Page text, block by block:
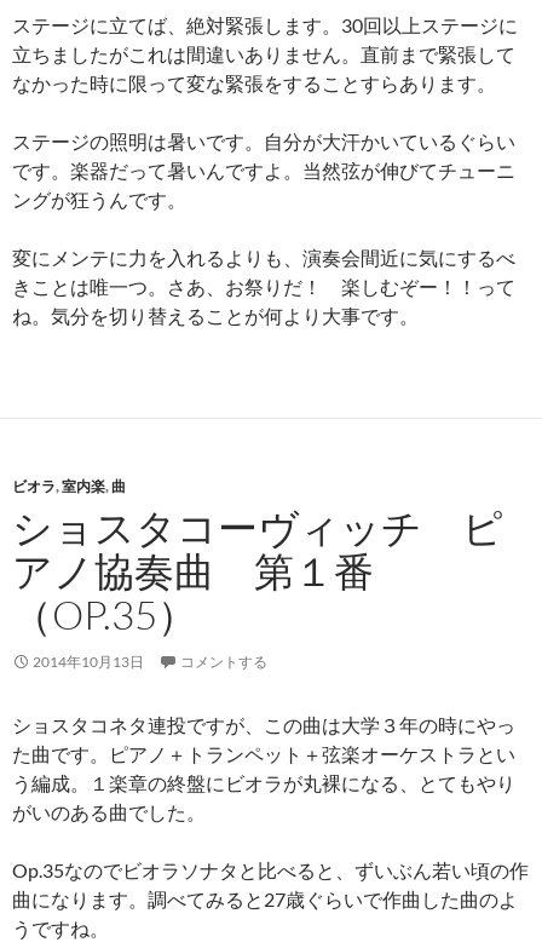
ステージに立てば、絶対緊張します。30回以上ステージに
立ちましたがこれは間違いありません。直前まで緊張して
なかった時に限って変な緊張をすることすらあります。
ステージの照明は暑いです。自分が大汗かいているぐらい
です。楽器だって暑いんですよ。当然弦が伸びてチューニ
ングが狂うんです。
変にメンテに力を入れるよりも、演奏会間近に気にするべ
きことは唯一つ。さあ、お祭りだ！ 楽しむぞー！！って
ね。気分を切り替えることが何より大事です。
ビオラ,室内楽,曲
ショスタコーヴィッチ ピ
アノ協奏曲 第１番
（OP.35）
2014年10月13日 コメントする
ショスタコネタ連投ですが、この曲は大学３年の時にやっ
た曲です。ピアノ＋トランペット＋弦楽オーケストラとい
う編成。１楽章の終盤にビオラが丸裸になる、とてもやり
がいのある曲でした。
Op.35なのでビオラソナタと比べると、ずいぶん若い頃の作
曲になります。調べてみると27歳ぐらいで作曲した曲のよ
うですね。